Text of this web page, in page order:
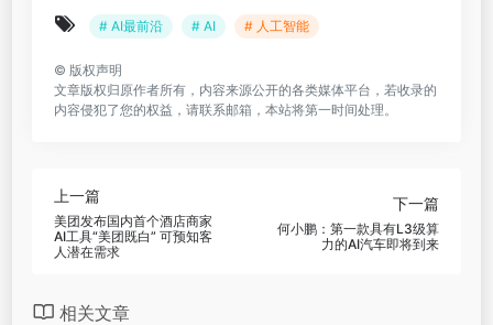
# AI最前沿 # AI # 人工智能
© 版权声明
文章版权归原作者所有，内容来源公开的各类媒体平台，若收录的
内容侵犯了您的权益，请联系邮箱，本站将第一时间处理。
上一篇
美团发布国内首个酒店商家
AI工具“美团既白” 可预知客
人潜在需求
下一篇
何小鹏：第一款具有L3级算
力的AI汽车即将到来
相关文章